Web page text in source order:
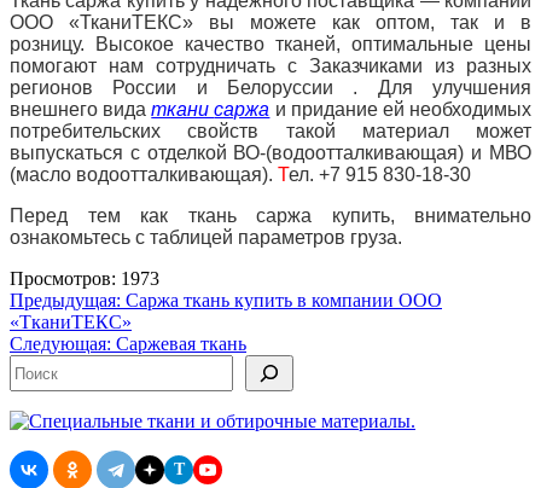
ООО «ТканиТЕКС» вы можете как оптом, так и в
розницу. Высокое качество тканей, оптимальные цены
помогают нам сотрудничать с Заказчиками из разных
регионов России и Белоруссии . Для улучшения
внешнего видатканисаржа и придание ей необходимых
потребительских свойств такой материал может
выпускаться с отделкой ВО-(водоотталкивающая) и МВО
(масло водоотталкивающая). Тел. +7 915 830-18-30
Перед тем как ткань саржа купить, внимательно
ознакомьтесь с таблицей параметров груза.
Просмотров: 1973
Навигация
по
записям
Предыдущая: Cаржа ткань купить в компании ООО
«ТканиТЕКС»
Следующая: Саржевая ткань
Поиск
T